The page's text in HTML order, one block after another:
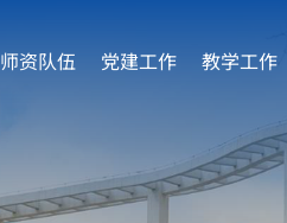
师资队伍 党建工作 教学工作